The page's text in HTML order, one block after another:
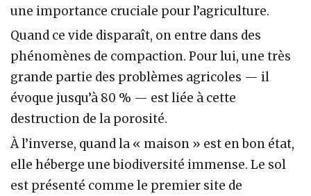
une importance cruciale pour l’agriculture.
Quand ce vide disparaît, on entre dans des
phénomènes de compaction. Pour lui, une très
grande partie des problèmes agricoles — il
évoque jusqu’à 80 % — est liée à cette
destruction de la porosité.
À l’inverse, quand la « maison » est en bon état,
elle héberge une biodiversité immense. Le sol
est présenté comme le premier site de